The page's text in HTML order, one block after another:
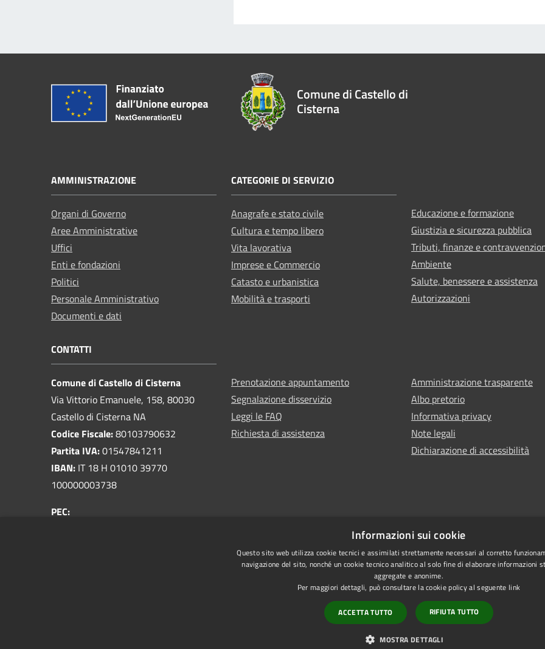
Comune di Castello di
Cisterna
AMMINISTRAZIONE
Organi di Governo
Aree Amministrative
Uffici
Enti e fondazioni
Politici
Personale Amministrativo
Documenti e dati
CATEGORIE DI SERVIZIO
Anagrafe e stato civile
Cultura e tempo libero
Vita lavorativa
Imprese e Commercio
Catasto e urbanistica
Mobilità e trasporti
Educazione e formazione
Giustizia e sicurezza pubblica
Tributi, finanze e
Ambiente
Salute, benessere e assistenza
Autorizzazioni
CONTATTI
Comune di Castello di Cisterna
Via Vittorio Emanuele, 158, 80030
Castello di Cisterna NA
Codice Fiscale:80103790632
Partita IVA:01547841211
IBAN: IT 18 H 01010 39770
100000003738
PEC:
Prenotazione appuntamento
Segnalazione disservizio
Leggi le FAQ
Richiesta di assistenza
Amministrazione trasparente
Albo pretorio
Informativa privacy
Note legali
Dichiarazione di accessibilità
Copyright © 2026 • Comune
Informazioni sui cookie
Questo sito web utilizza cookie tecnici e assimilati strettamente necessari al corretto
navigazione del sito, nonché un cookie tecnico analitico al solo fine di elaborare informazioni
aggregate e anonime.
Per maggiori dettagli, può consultare la cookie policy al seguente link
ACCETTA TUTTO RIFIUTA TUTTO
MOSTRA DETTAGLI